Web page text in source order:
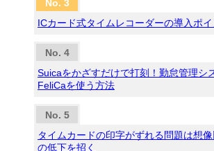
ICカード式タイムレコーダーの導入ポイ
Suicaをかざすだけで打刻！勤怠管理シ
FeliCaを使う方法
タイムカードの印字がずれる問題は想
の低下を招く